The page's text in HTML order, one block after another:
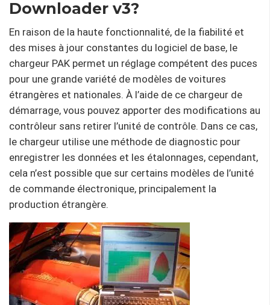
Downloader v3?
En raison de la haute fonctionnalité, de la fiabilité et
des mises à jour constantes du logiciel de base, le
chargeur PAK permet un réglage compétent des puces
pour une grande variété de modèles de voitures
étrangères et nationales. À l’aide de ce chargeur de
démarrage, vous pouvez apporter des modifications au
contrôleur sans retirer l’unité de contrôle. Dans ce cas,
le chargeur utilise une méthode de diagnostic pour
enregistrer les données et les étalonnages, cependant,
cela n’est possible que sur certains modèles de l’unité
de commande électronique, principalement la
production étrangère.